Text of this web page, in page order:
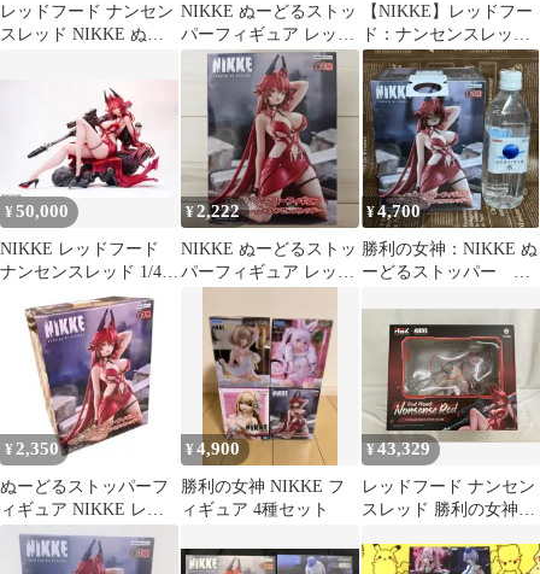
レッドフード ナンセン
スレッド NIKKE ぬー
NIKKE ぬーどるストッ
パーフィギュア レッド
フード・ナンセンスレ
ッド
【NIKKE】レッドフー
ド：ナンセンスレッド
【アクリルスタンド】
¥50,000
NIKKE レッドフード
ナンセンスレッド 1/4
¥2,222
NIKKE ぬーどるストッ
パーフィギュア レッド
¥4,700
勝利の女神：NIKKE ぬ
ーどるストッパー レ
¥ 2,350
ぬーどるストッパーフ
ィギュア NIKKE レッ
ドフード ―ナンセンス
レッド―
¥4,900
勝利の女神 NIKKE フ
ィギュア 4種セット
¥43,329
レッドフード ナンセン
スレッド 勝利の女神：